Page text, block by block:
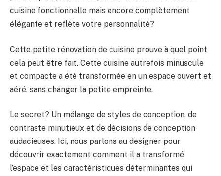
cuisine fonctionnelle mais encore complètement
élégante et reflète votre personnalité?
Cette petite rénovation de cuisine prouve à quel point
cela peut être fait. Cette cuisine autrefois minuscule
et compacte a été transformée en un espace ouvert et
aéré, sans changer la petite empreinte.
Le secret? Un mélange de styles de conception, de
contraste minutieux et de décisions de conception
audacieuses. Ici, nous parlons au designer pour
découvrir exactement comment il a transformé
l’espace et les caractéristiques déterminantes qui